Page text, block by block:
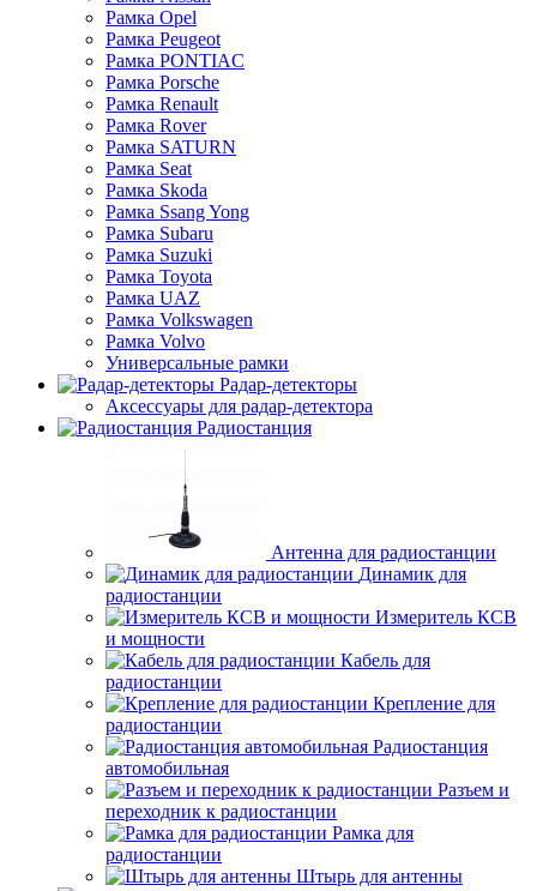
Рамка Opel
Рамка Peugeot
Рамка PONTIAC
Рамка Porsche
Рамка Renault
Рамка Rover
Рамка SATURN
Рамка Seat
Рамка Skoda
Рамка Ssang Yong
Рамка Subaru
Рамка Suzuki
Рамка Toyota
Рамка UAZ
Рамка Volkswagen
Рамка Volvo
Универсальные рамки
Радар-детекторы
Аксессуары для радар-детектора
Радиостанция
Антенна для радиостанции
Динамик для
радиостанции
Измеритель КСВ
и мощности
Кабель для
радиостанции
Крепление для
радиостанции
Радиостанция
автомобильная
Разъем и
переходник к радиостанции
Рамка для
радиостанции
Штырь для антенны